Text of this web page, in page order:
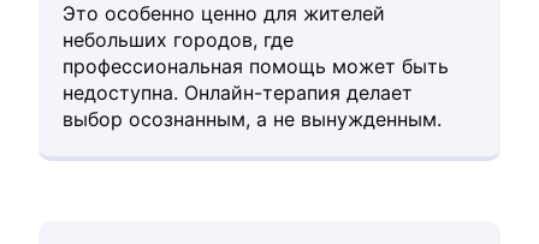
Это особенно ценно для жителей
небольших городов, где
профессиональная помощь может быть
недоступна. Онлайн-терапия делает
выбор осознанным, а не вынужденным.